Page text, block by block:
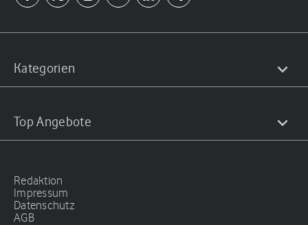
Kategorien
Top Angebote
Redaktion
Impressum
Datenschutz
AGB